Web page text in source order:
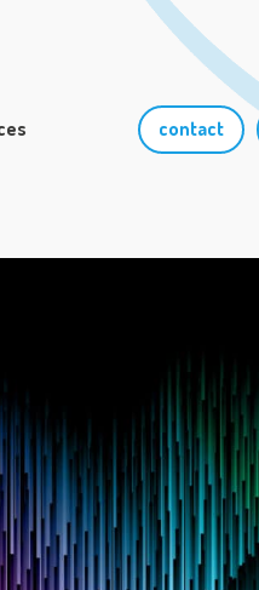
contact